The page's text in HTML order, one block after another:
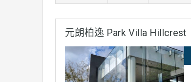
元朗柏逸 Park Villa Hillcrest